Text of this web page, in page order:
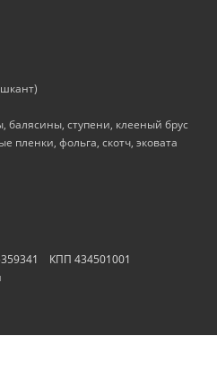
ступени, клееный брус
пленки, фольга, скотч, эковата
КПП 434501001